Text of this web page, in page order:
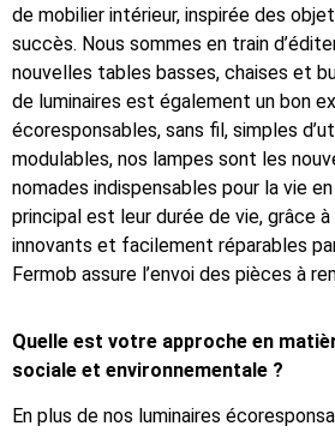
de mobilier intérieur, inspirée des
succès. Nous sommes en train
nouvelles tables basses, chaises et
de luminaires est également un bon
écoresponsables, sans fil, simples
modulables, nos lampes sont les
nomades indispensables pour la vie
principal est leur durée de vie, grâce
innovants et facilement réparables
Fermob assure l’envoi des pièces à
Quelle est votre approche en
sociale et environnementale ?
En plus de nos luminaires